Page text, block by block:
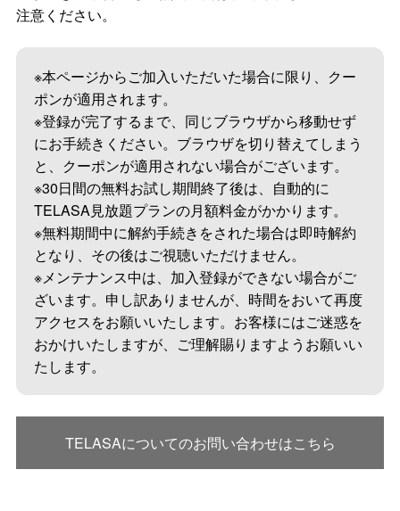
注意ください。
※本ページからご加入いただいた場合に限り、クー
ポンが適用されます。
※登録が完了するまで、同じブラウザから移動せず
にお手続きください。ブラウザを切り替えてしまう
と、クーポンが適用されない場合がございます。
※30日間の無料お試し期間終了後は、自動的に
TELASA見放題プランの月額料金がかかります。
※無料期間中に解約手続きをされた場合は即時解約
となり、その後はご視聴いただけません。
※メンテナンス中は、加⼊登録ができない場合がご
ざいます。申し訳ありませんが、時間をおいて再度
アクセスをお願いいたします。お客様にはご迷惑を
おかけいたしますが、ご理解賜りますようお願いい
たします。
TELASAについてのお問い合わせはこちら